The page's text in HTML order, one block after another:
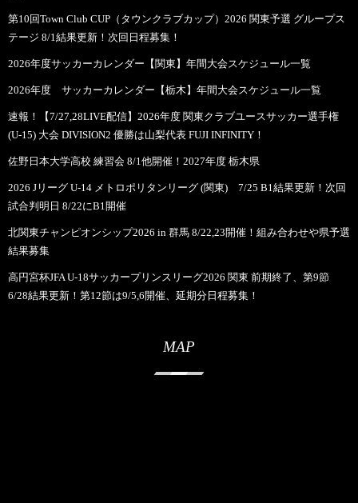
第10回Town Club CUP（タウンクラブカップ）2026 関東予選 グループス
テージ 8/1結果更新！次回日程募集！
2026年度サッカーカレンダー【関東】年間大会スケジュール一覧
2026年度 サッカーカレンダー【栃木】年間大会スケジュール一覧
速報！【7/27,28LIVE配信】2026年度 関東クラブユースサッカー選手権
(U-15) 大会 DIVISION2 優勝は山梨代表 FUJI INFINITY！
佐野日本大学高校 練習会 8/1他開催！2027年度 栃木県
2026 Jリーグ U-14 メトロポリタンリーグ (関東) 7/25 B1結果更新！次回
試合判明日 8/22にB1開催
北関東チャンピオンシップ2026 in 群馬 8/22,23開催！組み合わせや県予選
結果募集
高円宮杯JFA U-18サッカープリンスリーグ2026 関東 前期終了、第9節
6/28結果更新！第12節は9/5,6開催、延期分日程募集！
MAP